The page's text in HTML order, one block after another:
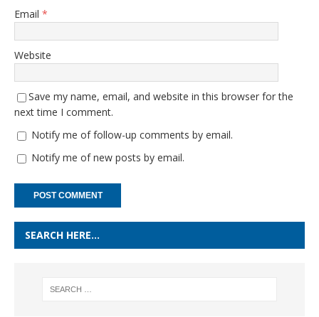
Email *
Website
Save my name, email, and website in this browser for the
next time I comment.
Notify me of follow-up comments by email.
Notify me of new posts by email.
SEARCH HERE…